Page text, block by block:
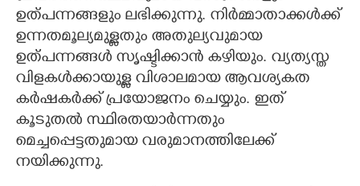
ഉത്പന്നങ്ങളും ലഭിക്കുന്നു. നിർമ്മാതാക്കൾക്ക്
ഉന്നതമൂല്യമുള്ളതും അതുല്യവുമായ
ഉത്പന്നങ്ങൾ സൃഷ്ടിക്കാൻ കഴിയും. വ്യത്യസ്ത
വിളകൾക്കായുള്ള വിശാലമായ ആവശ്യകത
കർഷകർക്ക് പ്രയോജനം ചെയ്യും. ഇത്
കൂടുതൽ സ്ഥിരതയാർന്നതും
മെച്ചപ്പെട്ടതുമായ വരുമാനത്തിലേക്ക്
നയിക്കുന്നു.